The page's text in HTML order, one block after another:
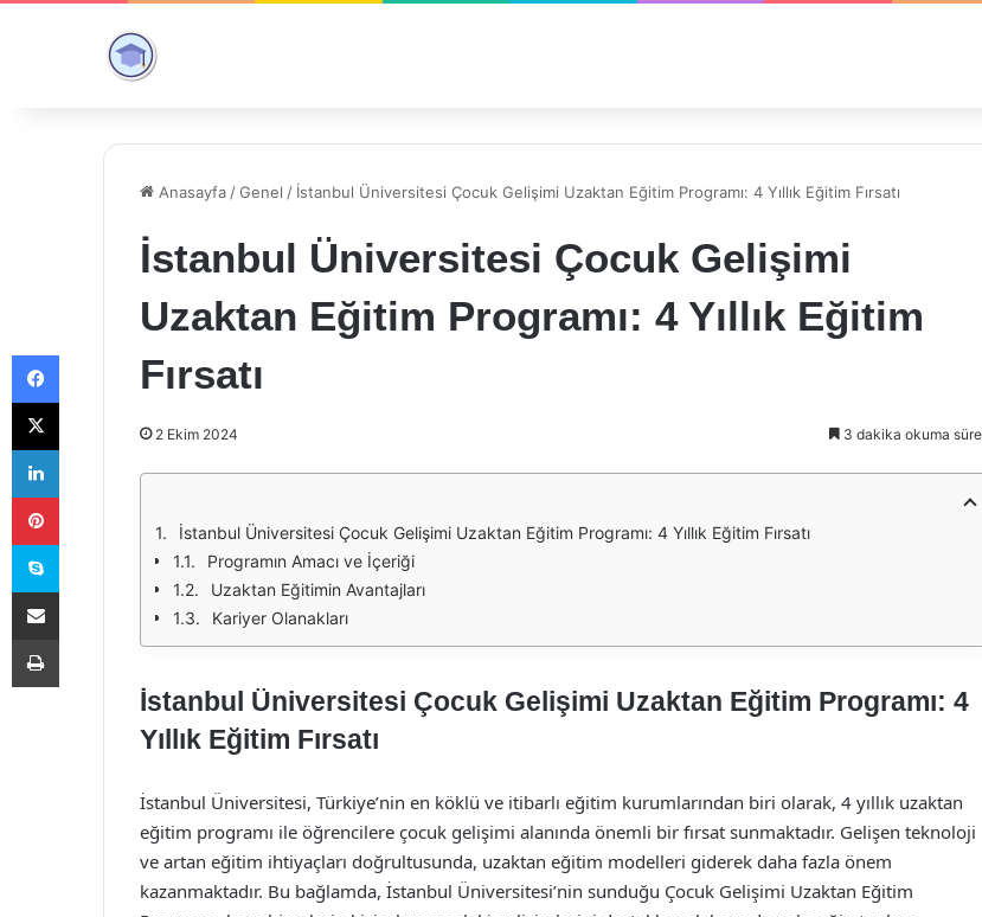
Anasayfa /Genel / İstanbul Üniversitesi Çocuk Gelişimi Uzaktan Eğitim Programı: 4 Yıllık Eğitim Fırsatı
İstanbul Üniversitesi Çocuk Gelişimi
Uzaktan Eğitim Programı: 4 Yıllık Eğitim
Fırsatı
2 Ekim 2024 3 dakika okuma
İstanbul Üniversitesi Çocuk Gelişimi Uzaktan Eğitim Programı: 4 Yıllık Eğitim Fırsatı
Programın Amacı ve İçeriği
Uzaktan Eğitimin Avantajları
Kariyer Olanakları
İstanbul Üniversitesi Çocuk Gelişimi Uzaktan Eğitim Programı: 4
Yıllık Eğitim Fırsatı
İstanbul Üniversitesi, Türkiye’nin en köklü ve itibarlı eğitim kurumlarından biri olarak, 4 yıllık uzaktan
eğitim programı ile öğrencilere çocuk gelişimi alanında önemli bir fırsat sunmaktadır. Gelişen teknoloji
ve artan eğitim ihtiyaçları doğrultusunda, uzaktan eğitim modelleri giderek daha fazla önem
kazanmaktadır. Bu bağlamda, İstanbul Üniversitesi’nin sunduğu Çocuk Gelişimi Uzaktan Eğitim
Facebook
X
LinkedIn
Pinterest
Skype
E-Posta ile paylaş